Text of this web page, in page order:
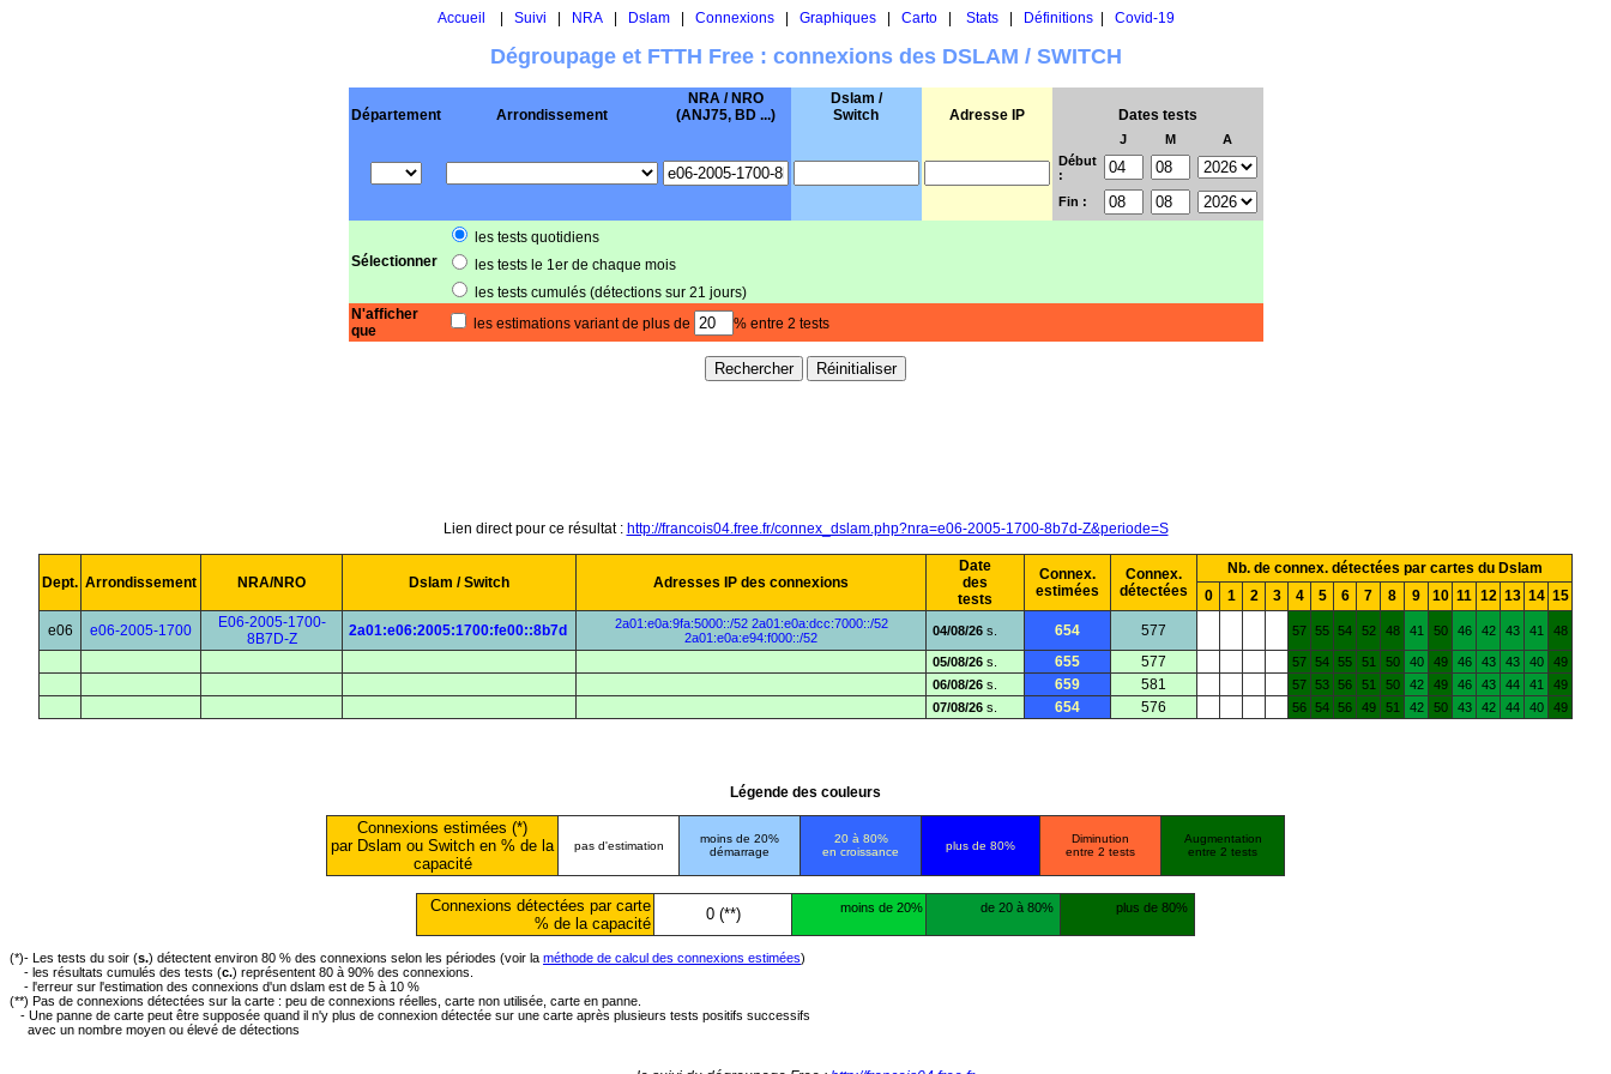
Accueil Suivi NRA| Dslam| Connexions| Graphiques| Carto| Stats| Définitions| Covid-19
Dégroupage et FTTH Free : connexions des DSLAM / SWITCH
Département Arrondissement
NRA / NRO
(ANJ75, BD ...)
Dslam /
Switch
Adresse IP Dates tests
J M
A
Début
:
Fin :
Sélectionner
les tests quotidiens
les tests le 1er de chaque mois
les tests cumulés (détections sur 21 jours)
N'afficher
que
les estimations variant de plus de % entre 2 tests
Lien direct pour ce résultat : http://francois04.free.fr/connex_dslam.php?nra=e06-2005-1700-8b7d-Z&periode=S
Dept. Arrondissement NRA/NRO Dslam / Switch Adresses IP des connexions
Date
des
tests
Connex.
estimées
Connex.
détectées
Nb. de connex. détectées par cartes du Dslam
0
1 2 3 4 5 6 7 8 9 10 11 12 13 14 15
e06 e06-2005-1700
E06-2005-1700-
8B7D-Z
2a01:e06:2005:1700:fe00::8b7d 2a01:e0a:9fa:5000::/52 2a01:e0a:dcc:7000::/52
2a01:e0a:e94:f000::/52
04/08/26 s. 654 577 57 55 54 52 48 41 50 46 42 43 41 48
05/08/26 s. 655 577 57 54 55 51 50 40 49 46 43 43 40
49
06/08/26 s. 659 581 57 53 56 51 50 42 49 46 43 44 41
49
07/08/26 s. 654 576 56 54 56 49 51 42 50 43 42 44 40 49
Légende des couleurs
Connexions estimées (*)
par Dslam ou Switch en % de la
capacité
pas d'estimation
moins de 20%
démarrage
20 à 80%
en croissance
plus de 80%
Diminution
entre 2 tests
Augmentation
entre 2 tests
Connexions détectées par carte
% de la capacité
0 (**) moins de 20% de 20 à 80% plus de 80%
(*)- Les tests du soir (s.) détectent environ 80 % des connexions selon les périodes (voir la méthode de calcul des connexions estimées)
- les résultats cumulés des tests (c.) représentent 80 à 90% des connexions.
- l'erreur sur l'estimation des connexions d'un dslam est de 5 à 10 %
(**) Pas de connexions détectées sur la carte : peu de connexions réelles, carte non utilisée, carte en panne.
- Une panne de carte peut être supposée quand il n'y plus de connexion détectée sur une carte après plusieurs tests positifs successifs
avec un nombre moyen ou élevé de détections